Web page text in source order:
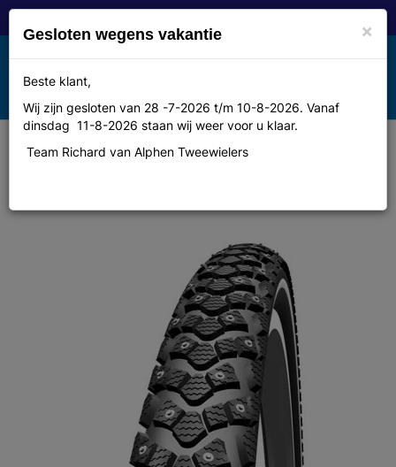
Toggle
navigation
MENU
Schwalbe Bub 28x135 sc 35-622 r
×
Gesloten wegens vakantie
Beste klant,
Wij zijn gesloten van 28 -7-2026 t/m 10-8-2026. Vanaf
dinsdag 11-8-2026 staan wij weer voor u klaar.
Team Richard van Alphen Tweewielers